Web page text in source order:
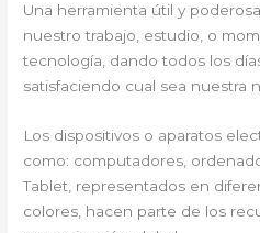
Una herramienta útil y
nuestro trabajo, estudio, o
tecnología, dando todos los
satisfaciendo cual sea nuestra
Los dispositivos o aparatos
como: computadores,
Tablet, representados en
colores, hacen parte de los